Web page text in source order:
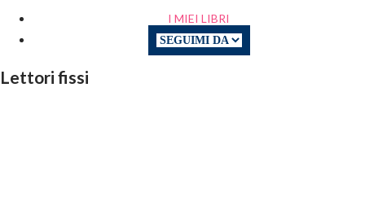
I MIEI LIBRI
Lettori fissi